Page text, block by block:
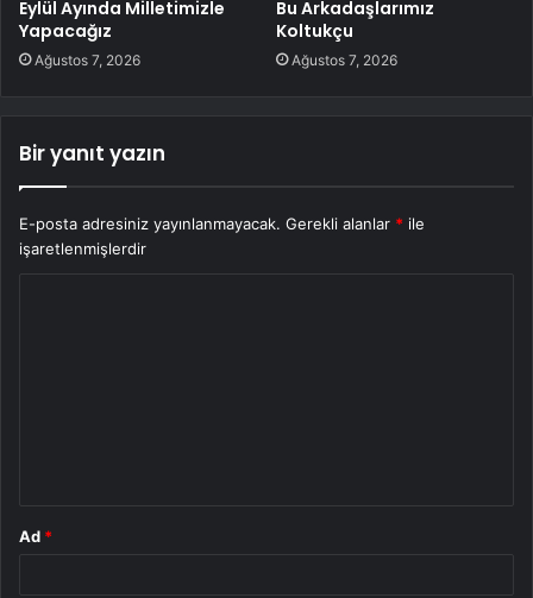
Eylül Ayında Milletimizle
Yapacağız
Ağustos 7, 2026
Bu Arkadaşlarımız
Koltukçu
Ağustos 7, 2026
Bir yanıt yazın
E-posta adresiniz yayınlanmayacak. Gerekli alanlar * ile
işaretlenmişlerdir
Ad *